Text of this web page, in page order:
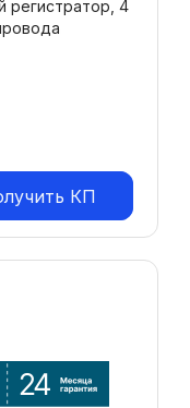
регистратор, 4
КП